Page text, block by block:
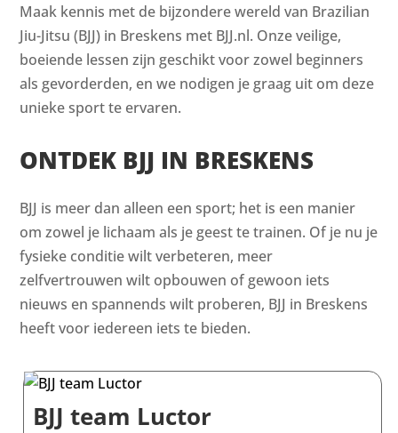
Maak kennis met de bijzondere wereld van Brazilian
Jiu-Jitsu (BJJ) in Breskens met BJJ.nl. Onze veilige,
boeiende lessen zijn geschikt voor zowel beginners
als gevorderden, en we nodigen je graag uit om deze
unieke sport te ervaren.
ONTDEK BJJ IN BRESKENS
BJJ is meer dan alleen een sport; het is een manier
om zowel je lichaam als je geest te trainen. Of je nu je
fysieke conditie wilt verbeteren, meer
zelfvertrouwen wilt opbouwen of gewoon iets
nieuws en spannends wilt proberen, BJJ in Breskens
heeft voor iedereen iets te bieden.
BJJ team Luctor